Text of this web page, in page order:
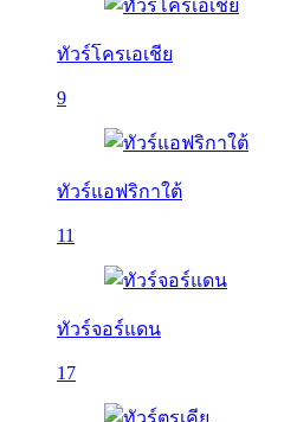
ทัวร์โครเอเชีย
9
ทัวร์แอฟริกาใต้
11
ทัวร์จอร์แดน
17